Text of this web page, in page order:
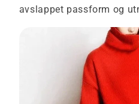
avslappet passform og